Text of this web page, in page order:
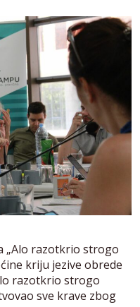
„Alo razotkrio strogo
kriju jezive obrede
razotkrio strogo
sve krave zbog